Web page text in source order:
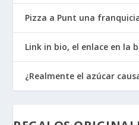
Pizza a Punt una
Link in bio, el enlace en la
¿Realmente el azúcar